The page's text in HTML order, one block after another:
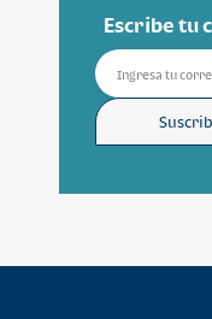
Escribe tu